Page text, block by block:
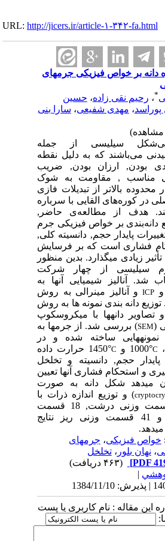
URL:http://jicers.ir/article-۱-۳۴۲-fa.html
دانه بر خواص فیزیکی جرم⁪های
،رحیم نقی زاده،حسین
،مهدی شفیعی،سارا بنی
بی‌شکل سیلیسی از جمله
می‌باشند که به دلیل نقطه⁪
بودن, ارزان بودن, ضریب
مناسب , مقاومت به شوک
بالاتر از تبدیلات فازی
در کوره‌های القایی با سرباره
هدف از مطالعه‌ی حاضر,
دانه‌بندی بر خواص فیزیکی جرم
پایدار حجم, دانسیته کلی,
فشاری است که بر فرسایش
زیادی می⁪گذارد. بدین منظور
سیلیسی از چهار شرکت
شد. آنالیز شیمیایی آنها به
ICPو آنالیز مینرالی به روش
دانه⁪ بندی نمونه­ ها به روش
دانه⁪ها با میکروسکوپ
(
SEM) بررسی شد. از جرم⁪ها به
ساخته شده و در
C °1000 و C
°1450 حرارت داده
حجم, دانسیته و تخلخل
و استحکام فشاری آنها تعیین
می⁪دهد شکل دانه به صورت
) و توزیع اندازه ذرات با
نسبت⁪های 41 قسمت وزنی درشت, 18 قسمت
وزنی متوسط و 41 قسمت وزنی ریز نتایج
فیزیکی،جرم⁪های
،نهان⁪ بلور، تخلخل
|
این مقاله : نام کاربری یا پست